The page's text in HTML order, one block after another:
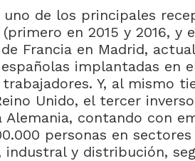
uno de los principales
en 2015 y 2016, y
Francia en Madrid,
implantadas en
Y, al mismo
Unido, el tercer
Alemania, contando con
personas en
industral y distribución,